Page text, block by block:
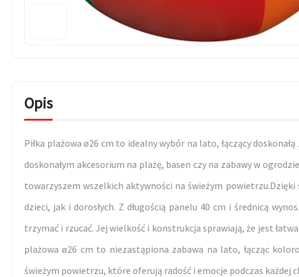
Opis
Piłka plażowa ø26 cm to idealny wybór na lato, łączący
doskonałym akcesorium na plażę, basen czy na zabawy w
towarzyszem wszelkich aktywności na świeżym
dzieci, jak i dorosłych. Z długością panelu 40 cm i średnicą
trzymać i rzucać. Jej wielkość i konstrukcja sprawiają, że jest
plażowa ø26 cm to niezastąpiona zabawa na lato, łącząc
świeżym powietrzu, które oferują radość i emocje podczas każdej